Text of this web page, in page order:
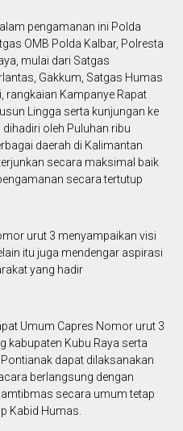
pengamanan ini Polda
OMB Polda Kalbar, Polresta
mulai dari Satgas
Gakkum, Satgas Humas
rangkaian Kampanye Rapat
Lingga serta kunjungan ke
oleh Puluhan ribu
daerah di Kalimantan
secara maksimal baik
secara tertutup
urut 3 menyampaikan visi
itu juga mendengar aspirasi
yang hadir
Umum Capres Nomor urut 3
kabupaten Kubu Raya serta
dapat dilaksanakan
berlangsung dengan
secara umum tetap
Kabid Humas.